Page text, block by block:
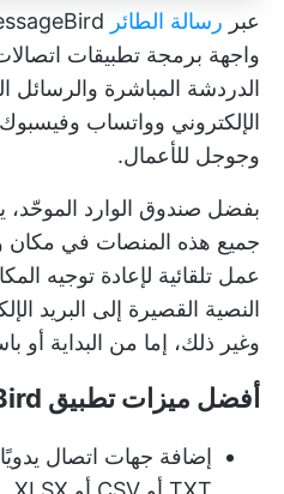
عبر رسالة الطائر
واجهة برمجة تطبيقات
الدردشة المباشرة والرسائل
الإلكتروني وواتساب
وجوجل للأعمال.
بفضل صندوق الوارد الموحّد،
جميع هذه المنصات في مكان
عمل تلقائية لإعادة توجيه
النصية القصيرة إلى البريد
وغير ذلك، إما من البداية أو
أفضل ميزات تطبيق MessageBird:
إضافة جهات اتصال